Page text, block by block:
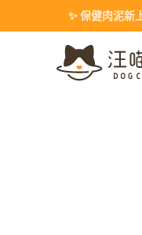
to
✨ 保健肉泥新